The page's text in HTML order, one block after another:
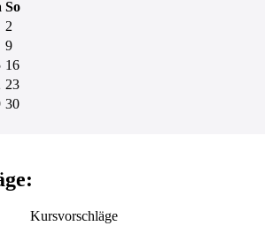
So
2
9
16
23
30
Kursvorschläge